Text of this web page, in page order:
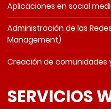
Aplicaciones en social
Administración de las
Management)
Creación de comunidades
SERVICIOS